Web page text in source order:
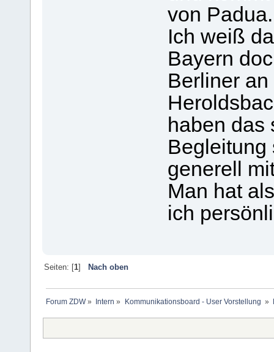
von Padua.
Ich weiß
Bayern
Berliner
haben das
Begleitung
generell
Man hat
ich
Seiten: [1] Nach oben
Forum ZDW» Intern » Kommunikationsboard - User Vorstellung »